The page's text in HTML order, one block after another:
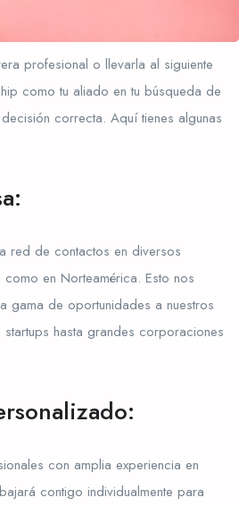
profesional o llevarla al siguiente
como tu aliado en tu búsqueda de
correcta. Aquí tienes algunas
red de contactos en diversos
en Norteamérica. Esto nos
gama de oportunidades a nuestros
hasta grandes corporaciones
con amplia experiencia en
contigo individualmente para